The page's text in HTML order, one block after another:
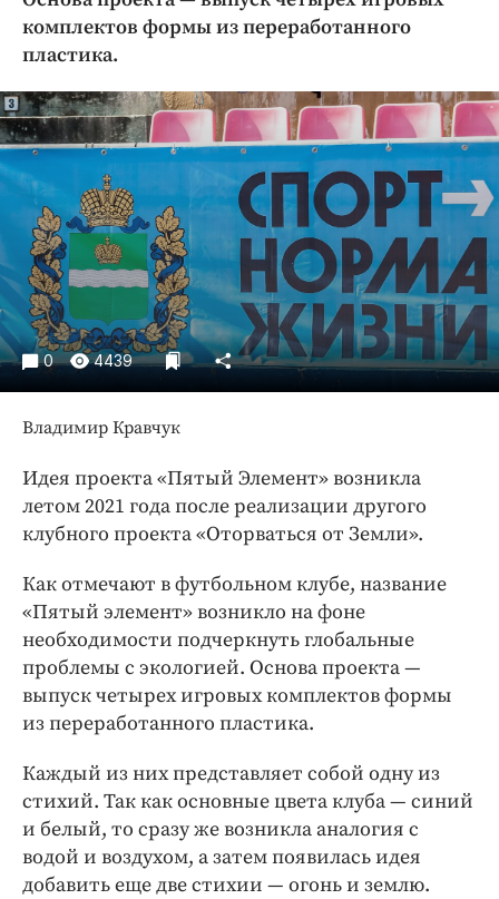
Криминал
Культура
Образование
Общество
Погода
Праздники
Происшествия
Спорт
Экономика и бизнес
ПРОЕКТЫ
Издания
Медиаперсона
Интересное чтиво
Клиника года
Работодатель года
комплектов формы из переработанного
пластика.
0 4439
Владимир Кравчук
Идея проекта «Пятый Элемент» возникла
летом 2021 года после реализации другого
клубного проекта «Оторваться от Земли».
Как отмечают в футбольном клубе, название
«Пятый элемент» возникло на фоне
необходимости подчеркнуть глобальные
проблемы с экологией. Основа проекта —
выпуск четырех игровых комплектов формы
из переработанного пластика.
Каждый из них представляет собой одну из
стихий. Так как основные цвета клуба — синий
и белый, то сразу же возникла аналогия с
водой и воздухом, а затем появилась идея
добавить еще две стихии — огонь и землю.